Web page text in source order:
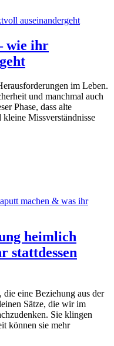
auseinandergeht
wie ihr
im Leben.
und manchmal auch
Phase, dass alte
Missverständnisse
machen & was ihr
heimlich
stattdessen
die eine Beziehung aus der
Sätze, die wir im
Sie klingen
können sie mehr